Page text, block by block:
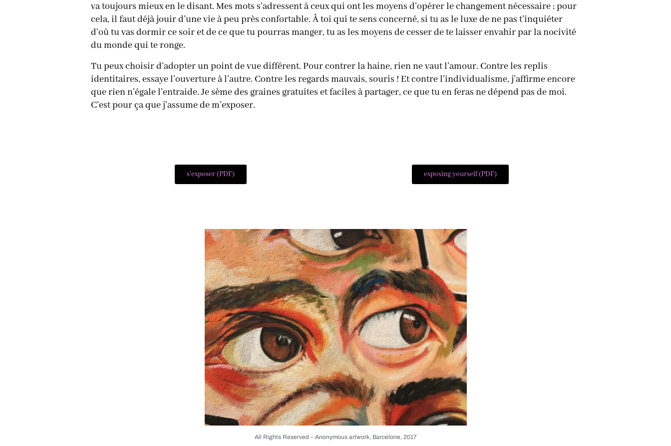
va toujours mieux en le disant. Mes mots s’adressent à ceux qui ont les moyens d’opérer le changement nécessaire ; pour
cela, il faut déjà jouir d’une vie à peu près confortable. À toi qui te sens concerné, si tu as le luxe de ne pas t’inquiéter
d’où tu vas dormir ce soir et de ce que tu pourras manger, tu as les moyens de cesser de te laisser envahir par la nocivité
du monde qui te ronge.
Tu peux choisir d’adopter un point de vue différent. Pour contrer la haine, rien ne vaut l’amour. Contre les replis
identitaires, essaye l’ouverture à l’autre. Contre les regards mauvais, souris ! Et contre l’individualisme, j’affirme encore
que rien n’égale l’entraide. Je sème des graines gratuites et faciles à partager, ce que tu en feras ne dépend pas de moi.
C’est pour ça que j’assume de m’exposer.
s'exposer (PDF) exposing yourself (PDF)
All Rights Reserved – Anonymous artwork, Barcelone, 2017